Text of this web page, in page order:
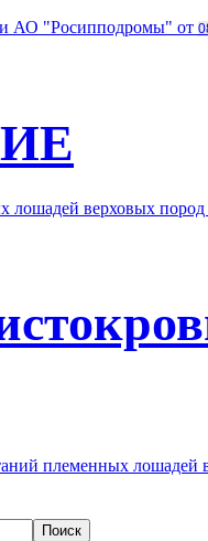
АО "Росипподромы" от
верховых
племенных лошадей